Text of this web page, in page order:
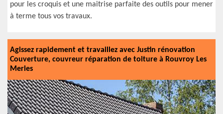
pour les croquis et une maitrise parfaite des outils pour mener
à terme tous vos travaux.
Agissez rapidement et travaillez avec Justin rénovation
Couverture, couvreur réparation de toiture à Rouvroy Les
Merles